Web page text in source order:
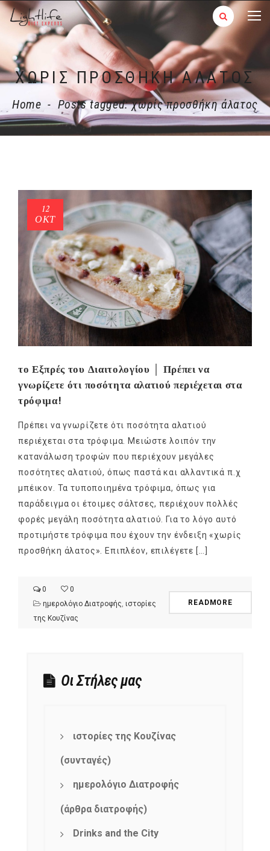
ΧΩΡΊΣ ΠΡΟΣΘΉΚΗ ΆΛΑΤΟΣ
Home - Posts tagged: χωρίς προσθήκη άλατος
12
ΟΚΤ
το Εξπρές του Διαιτολογίου │ Πρέπει να
γνωρίζετε ότι ποσότητα αλατιού περιέχεται στα
τρόφιμα!
Πρέπει να γνωρίζετε ότι ποσότητα αλατιού
περιέχεται στα τρόφιμα. Μειώστε λοιπόν την
κατανάλωση τροφών που περιέχουν μεγάλες
ποσότητες αλατιού, όπως παστά και αλλαντικά π.χ
μπέικον. Τα τυποποιημένα τρόφιμα, όπως για
παράδειγμα οι έτοιμες σάλτσες, περιέχουν πολλές
φορές μεγάλη ποσότητα αλατιού. Για το λόγο αυτό
προτιμήστε τρόφιμα που έχουν την ένδειξη «χωρίς
προσθήκη άλατος». Επιπλέον, επιλέγετε […]
0
0
ημερολόγιο Διατροφής ιστορίες
της Κουζίνας
READMORE
Οι Στήλες μας
ιστορίες της Κουζίνας
(συνταγές)
ημερολόγιο Διατροφής
(άρθρα διατροφής)
Drinks and the City